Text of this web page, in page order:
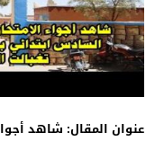
عنوان المقال: شاهد